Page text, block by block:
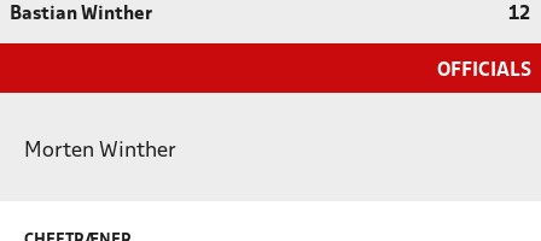
Bastian Winther 12
OFFICIALS
Morten Winther